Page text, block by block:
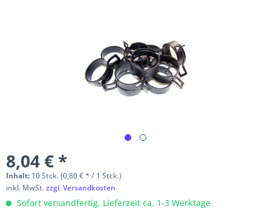
8,04 € *
Inhalt: 10 Stck. (0,80 € * / 1 Stck.)
inkl. MwSt.zzgl. Versandkosten
Sofort versandfertig, Lieferzeit ca. 1-3 Werktage